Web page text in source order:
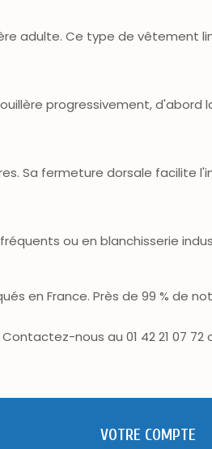
adulte. Ce type de vêtement
progressivement, d'abord
Sa fermeture dorsale facilite
ou en blanchisserie
en France. Près de 99 % de
nous au 01 42 21 07 72
VOTRE COMPTE